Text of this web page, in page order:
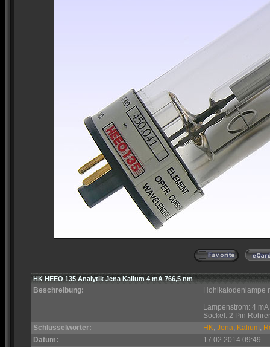
HK HEEO 135 Analytik Jena Kalium 4 mA 766,5 nm
Beschreibung:
Hohlkatodenlampe
Lampenstrom: 4 mA
Sockel: 2 Pin
Schlüsselwörter:
HK, Jena, Kalium,
Datum:
17.02.2014 09:49